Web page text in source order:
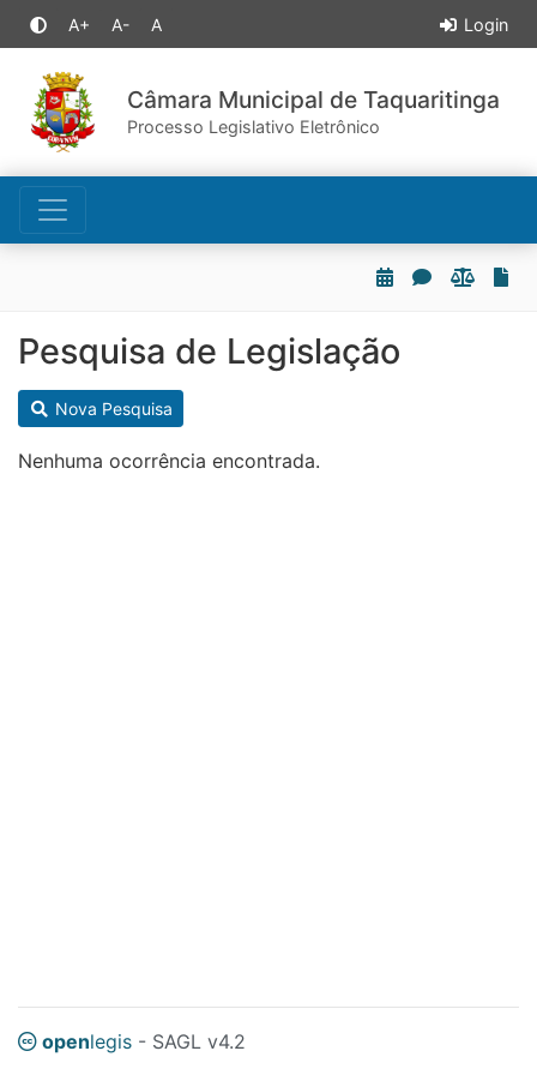
A+ A- A Login
Câmara Municipal de Taquaritinga
Processo Legislativo Eletrônico
Pesquisa de Legislação
Nova Pesquisa
Nenhuma ocorrência encontrada.
openlegis - SAGL v4.2